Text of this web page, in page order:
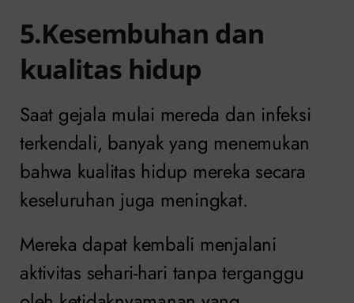
5.Kesembuhan dan
kualitas hidup
Saat gejala mulai mereda dan infeksi
terkendali, banyak yang menemukan
bahwa kualitas hidup mereka secara
keseluruhan juga meningkat.
Mereka dapat kembali menjalani
aktivitas sehari-hari tanpa terganggu